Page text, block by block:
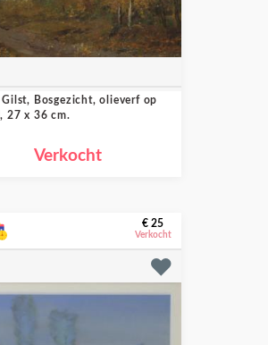
Gilst, Bosgezicht, olieverf op
27 x 36 cm.
Verkocht
€ 25
Verkocht